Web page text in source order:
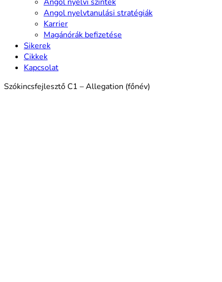
Angol nyelvtanulási stratégiák
Karrier
Magánórák befizetése
Sikerek
Cikkek
Kapcsolat
Szókincsfejlesztő C1 – Allegation (főnév)